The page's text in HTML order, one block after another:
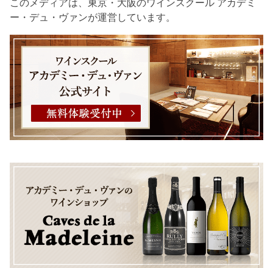
このメディアは、東京・大阪のワインスクール アカデミ
ー・デュ・ヴァンが運営しています。